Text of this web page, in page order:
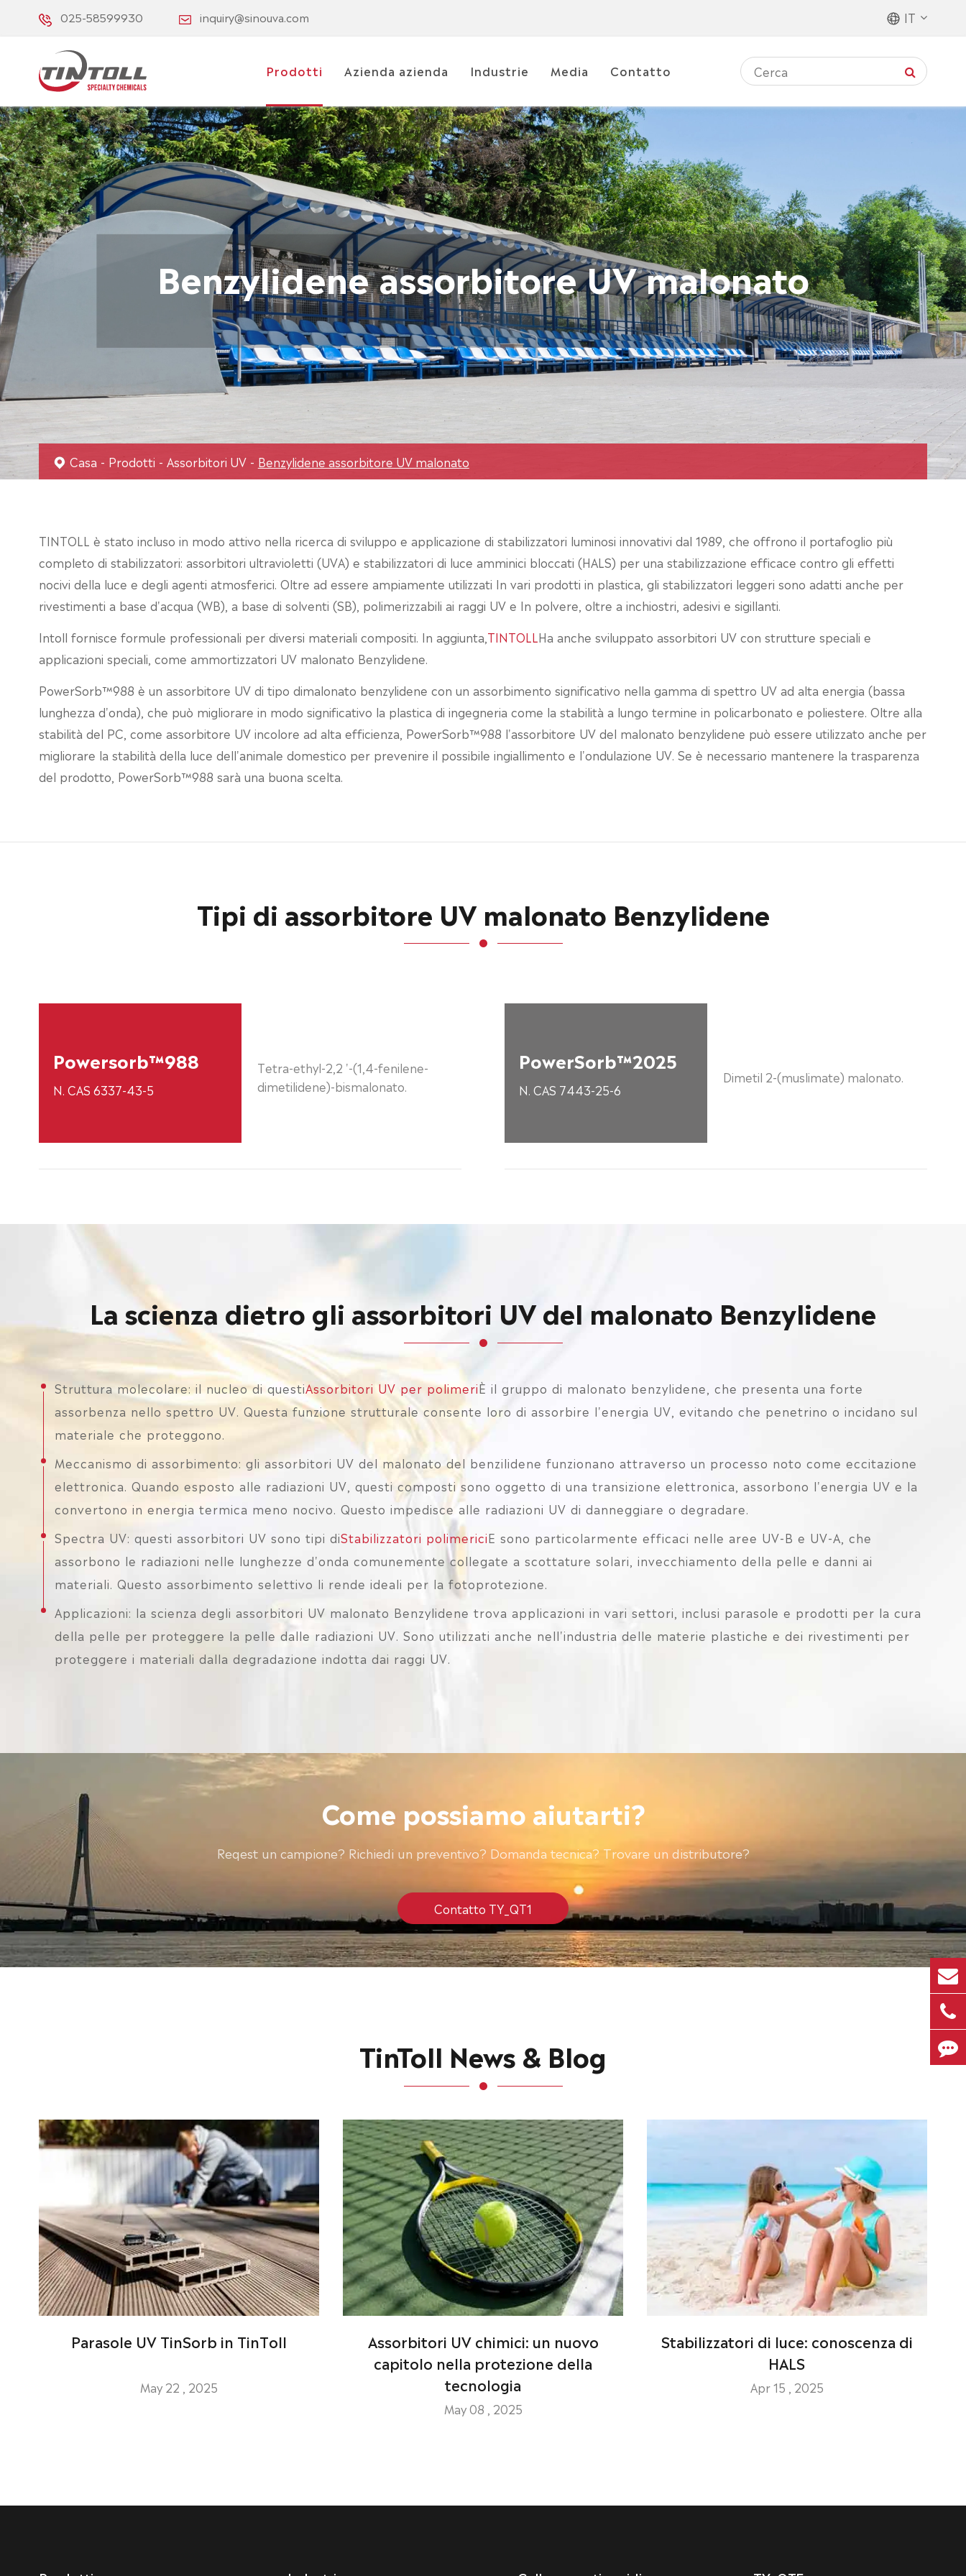
025-58599930 inquiry@sinouva.com IT
Prodotti Azienda azienda Industrie Media Contatto
Benzylidene assorbitore UV malonato
Casa Prodotti Assorbitori UV Benzylidene assorbitore UV malonato
TINTOLL è stato incluso in modo attivo nella ricerca di sviluppo e applicazione di stabilizzatori luminosi innovativi dal 1989, che offrono il portafoglio più
completo di stabilizzatori: assorbitori ultravioletti (UVA) e stabilizzatori di luce amminici bloccati (HALS) per una stabilizzazione efficace contro gli effetti
nocivi della luce e degli agenti atmosferici. Oltre ad essere ampiamente utilizzati In vari prodotti in plastica, gli stabilizzatori leggeri sono adatti anche per
rivestimenti a base d'acqua (WB), a base di solventi (SB), polimerizzabili ai raggi UV e In polvere, oltre a inchiostri, adesivi e sigillanti.
Intoll fornisce formule professionali per diversi materiali compositi. In aggiunta, TINTOLLHa anche sviluppato assorbitori UV con strutture speciali e
applicazioni speciali, come ammortizzatori UV malonato Benzylidene.
PowerSorb™988 è un assorbitore UV di tipo dimalonato benzylidene con un assorbimento significativo nella gamma di spettro UV ad alta energia (bassa
lunghezza d'onda), che può migliorare in modo significativo la plastica di ingegneria come la stabilità a lungo termine in policarbonato e poliestere. Oltre alla
stabilità del PC, come assorbitore UV incolore ad alta efficienza, PowerSorb™988 l'assorbitore UV del malonato benzylidene può essere utilizzato anche per
migliorare la stabilità della luce dell'animale domestico per prevenire il possibile ingiallimento e l'ondulazione UV. Se è necessario mantenere la trasparenza
del prodotto, PowerSorb™988 sarà una buona scelta.
Tipi di assorbitore UV malonato Benzylidene
Powersorb™988
N. CAS 6337-43-5
Tetra-ethyl-2,2 '-(1,4-fenilene-
dimetilidene)-bismalonato.
PowerSorb™2025
N. CAS 7443-25-6
Dimetil 2-(muslimate) malonato.
La scienza dietro gli assorbitori UV del malonato Benzylidene
Struttura molecolare: il nucleo di questiAssorbitori UV per polimeriÈ il gruppo di malonato benzylidene, che presenta una forte
assorbenza nello spettro UV. Questa funzione strutturale consente loro di assorbire l'energia UV, evitando che penetrino o incidano sul
materiale che proteggono.
Meccanismo di assorbimento: gli assorbitori UV del malonato del benzilidene funzionano attraverso un processo noto come eccitazione
elettronica. Quando esposto alle radiazioni UV, questi composti sono oggetto di una transizione elettronica, assorbono l'energia UV e la
convertono in energia termica meno nocivo. Questo impedisce alle radiazioni UV di danneggiare o degradare.
Spectra UV: questi assorbitori UV sono tipi diStabilizzatori polimericiE sono particolarmente efficaci nelle aree UV-B e UV-A, che
assorbono le radiazioni nelle lunghezze d'onda comunemente collegate a scottature solari, invecchiamento della pelle e danni ai
materiali. Questo assorbimento selettivo li rende ideali per la fotoprotezione.
Applicazioni: la scienza degli assorbitori UV malonato Benzylidene trova applicazioni in vari settori, inclusi parasole e prodotti per la cura
della pelle per proteggere la pelle dalle radiazioni UV. Sono utilizzati anche nell'industria delle materie plastiche e dei rivestimenti per
proteggere i materiali dalla degradazione indotta dai raggi UV.
Come possiamo aiutarti?
Reqest un campione? Richiedi un preventivo? Domanda tecnica? Trovare un distributore?
Contatto TY_QT1
TinToll News & Blog
Parasole UV TinSorb in TinToll
May 22 , 2025
Assorbitori UV chimici: un nuovo
capitolo nella protezione della
tecnologia
May 08 , 2025
Stabilizzatori di luce: conoscenza di
HALS
Apr 15 , 2025